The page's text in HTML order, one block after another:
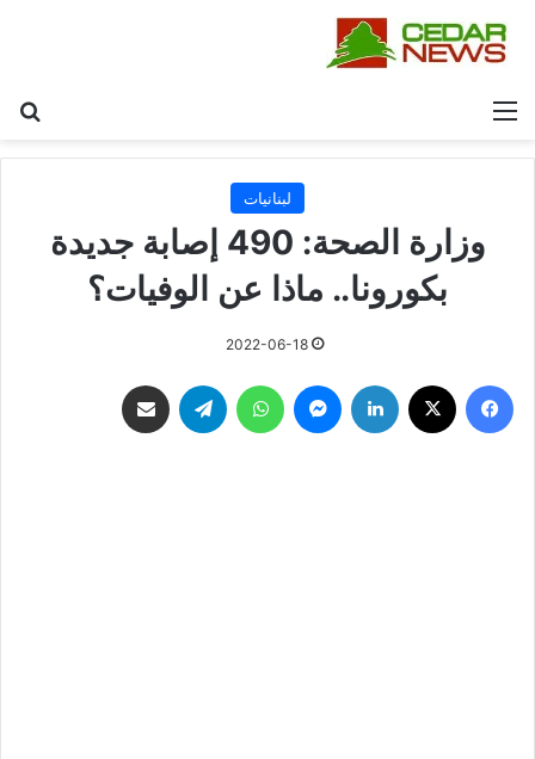
القائمة
لبنانيات
وزارة الصحة: 490 إصابة جديدة
بكورونا.. ماذا عن الوفيات؟
2022-06-18
فيسبوك لينكدإن ماسنجر واتساب تيلقرام